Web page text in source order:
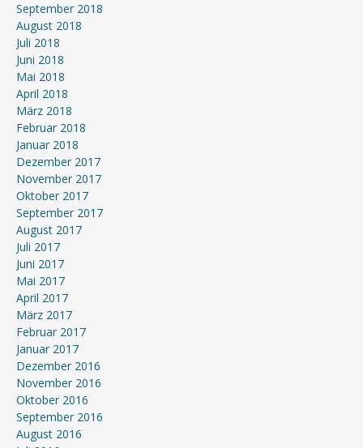
September 2018
August 2018
Juli 2018
Juni 2018
Mai 2018
April 2018
März 2018
Februar 2018
Januar 2018
Dezember 2017
November 2017
Oktober 2017
September 2017
August 2017
Juli 2017
Juni 2017
Mai 2017
April 2017
März 2017
Februar 2017
Januar 2017
Dezember 2016
November 2016
Oktober 2016
September 2016
August 2016